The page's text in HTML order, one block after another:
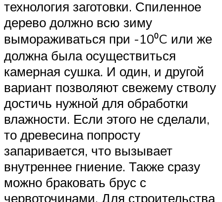
технология заготовки. Спиленное
дерево должно всю зиму
вымораживаться при -10⁰C или же
должна была осуществиться
камерная сушка. И один, и другой
вариант позволяют свежему стволу
достичь нужной для обработки
влажности. Если этого не сделали,
то древесина попросту
запаривается, что вызывает
внутреннее гниение. Также сразу
можно браковать брус с
червоточинами. Для строительства